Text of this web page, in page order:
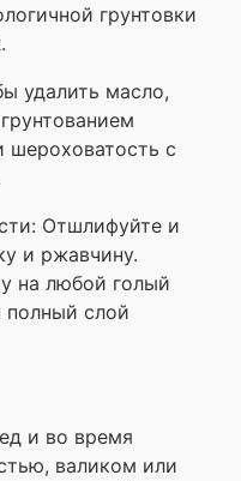
грунтовки
удалить масло,
шероховатость с
Отшлифуйте и
и ржавчину.
на любой голый
полный слой
и во время
валиком или